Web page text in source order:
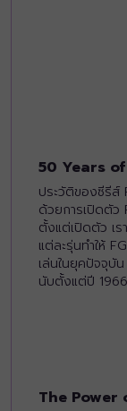
50 Years
ประวัติของซีรีส์
ด้วยการเปิดตัว
ตั้งแต่เปิดตัว เ
แต่ละรุ่นทำให้
เล่นในยุคปัจจุบั
นับตั้งแต่ปี 1966
The Power